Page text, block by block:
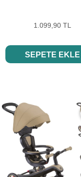
1.099,90 TL
SEPETE EKLE